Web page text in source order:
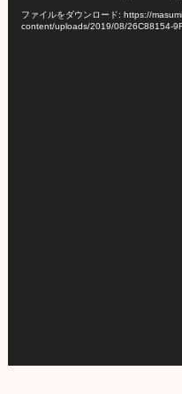
ファイルをダウンロード: https://
content/uploads/2019/08/26C88154-